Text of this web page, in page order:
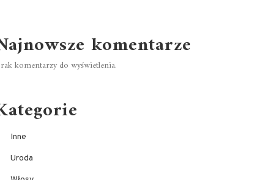
komentarze
komentarzy do wyświetlenia.
Inne
Uroda